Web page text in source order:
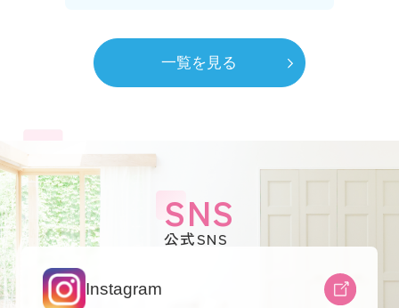
一覧を見る
SNS
公式SNS
Instagram